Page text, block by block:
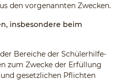
den vorgenannten Zwecken.
insbesondere beim
Bereiche der Schülerhilfe-
zum Zwecke der Erfüllung
gesetzlichen Pflichten